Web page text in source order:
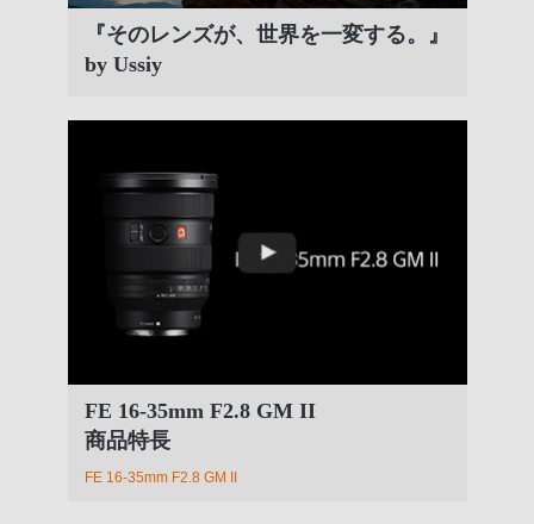
『そのレンズが、世界を一変する。』
by Ussiy
FE 16-35mm F2.8 GM II
商品特長
FE 16-35mm F2.8 GM II